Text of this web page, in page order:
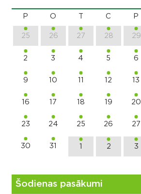
P O C P
25 26 27 28 29
2 3 4 5 6
9 10 11 12 13
16 17 18 19 20
23 24 25 26 27
30 31 1 2 3
Šodienas pasākumi